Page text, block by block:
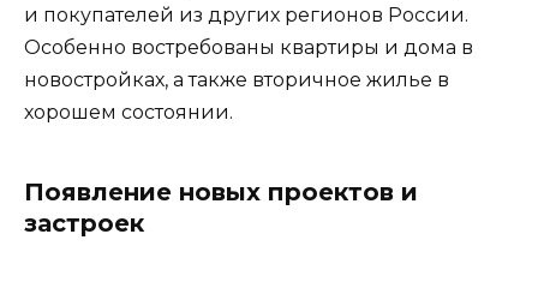
и покупателей из других регионов России.
Особенно востребованы квартиры и дома в
новостройках, а также вторичное жилье в
хорошем состоянии.
Появление новых проектов и
застроек